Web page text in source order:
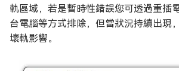
軌區域，若是暫時性錯誤您可透過重插
台電腦等方式排除，但當狀況持續出現
壞軌影響。